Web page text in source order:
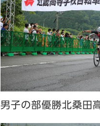
男子の部優勝北桑田